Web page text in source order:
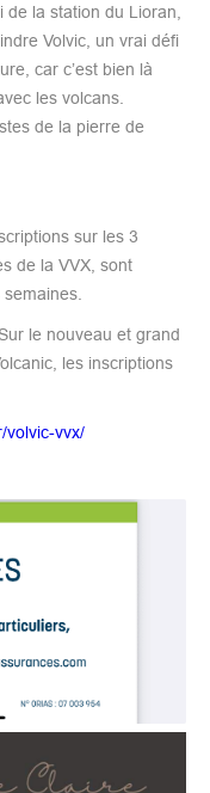
de la station du Lioran,
Volvic, un vrai défi
car c’est bien là
les volcans.
de la pierre de
sur les 3
de la VVX, sont
le nouveau et grand
les inscriptions
volvic-vvx/